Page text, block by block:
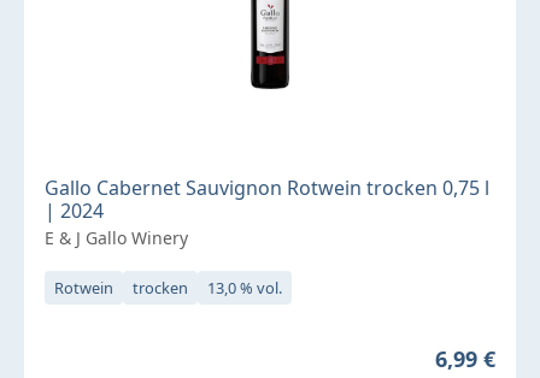
Gallo Cabernet Sauvignon Rotwein trocken 0,75 l
| 2024
E & J Gallo Winery
Rotwein trocken 13,0 % vol.
Regulärer
6,99 €